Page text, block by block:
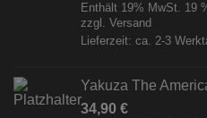
Enthält 19% MwSt. 19
zzgl. Versand
Lieferzeit: ca. 2-3
Yakuza The
34,90 €